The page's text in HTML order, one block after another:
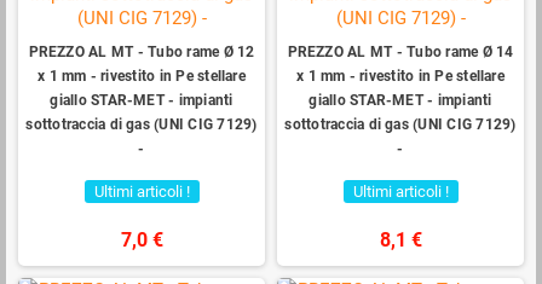
PREZZO AL MT - Tubo rame Ø 12
x 1 mm - rivestito in Pe stellare
giallo STAR-MET - impianti
sottotraccia di gas (UNI CIG 7129)
-
Ultimi articoli !
7,0 €
PREZZO AL MT - Tubo rame Ø 14
x 1 mm - rivestito in Pe stellare
giallo STAR-MET - impianti
sottotraccia di gas (UNI CIG 7129)
-
Ultimi articoli !
8,1 €